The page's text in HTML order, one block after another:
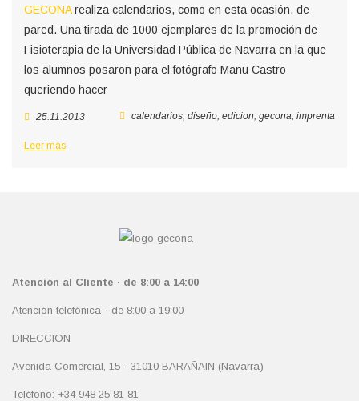
GECONArealiza calendarios, como en esta ocasión, de
pared. Una tirada de 1000 ejemplares de la promoción de
Fisioterapia de la Universidad Pública de Navarra en la que
los alumnos posaron para el fotógrafo Manu Castro
queriendo hacer
25.11.2013 calendarios, diseño, edicion, gecona, imprenta
Leer más
Atención al Cliente · de 8:00 a 14:00
Atención telefónica · de 8:00 a 19:00
DIRECCION
Avenida Comercial, 15 · 31010 BARAÑAIN (Navarra)
Teléfono: +34 948 25 81 81